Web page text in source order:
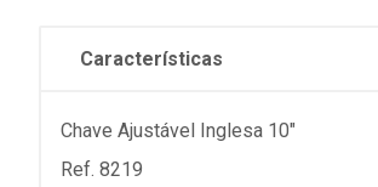
Características
Chave Ajustável Inglesa 10" 
Ref. 8219